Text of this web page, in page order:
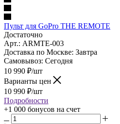
Пульт для GoPro THE REMOTE
Достаточно
Арт.: ARMTE-003
Доставка по Москве: Завтра
Самовывоз: Сегодня
10 990 ₽/шт
Варианты цен
10 990 ₽/шт
Подробности
+1 000 бонусов на счет